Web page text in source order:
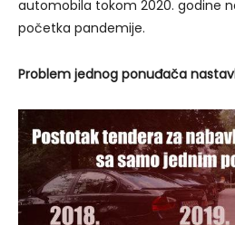
automobila tokom 2020. godine
početka pandemije.
Problem jednog ponuđača